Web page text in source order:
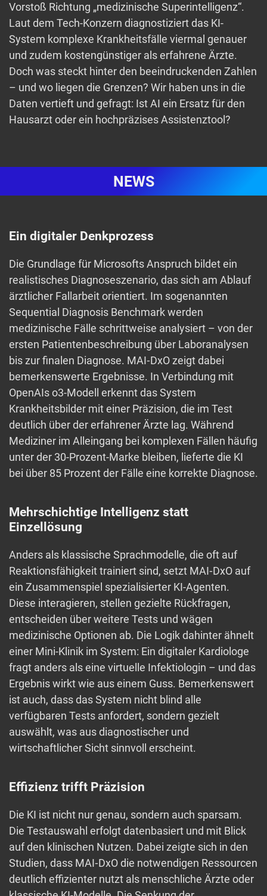
Vorstoß Richtung „medizinische Superintelligenz“.
Laut dem Tech-Konzern diagnostiziert das KI-
System komplexe Krankheitsfälle viermal genauer
und zudem kostengünstiger als erfahrene Ärzte.
Doch was steckt hinter den beeindruckenden Zahlen
– und wo liegen die Grenzen? Wir haben uns in die
Daten vertieft und gefragt: Ist AI ein Ersatz für den
Hausarzt oder ein hochpräzises Assistenztool?
NEWS
Ein digitaler Denkprozess
Die Grundlage für Microsofts Anspruch bildet ein
realistisches Diagnoseszenario, das sich am Ablauf
ärztlicher Fallarbeit orientiert. Im sogenannten
Sequential Diagnosis Benchmark werden
medizinische Fälle schrittweise analysiert – von der
ersten Patientenbeschreibung über Laboranalysen
bis zur finalen Diagnose. MAI‑DxO zeigt dabei
bemerkenswerte Ergebnisse. In Verbindung mit
OpenAIs o3-Modell erkennt das System
Krankheitsbilder mit einer Präzision, die im Test
deutlich über der erfahrener Ärzte lag. Während
Mediziner im Alleingang bei komplexen Fällen häufig
unter der 30-Prozent-Marke bleiben, lieferte die KI
bei über 85 Prozent der Fälle eine korrekte Diagnose.
Mehrschichtige Intelligenz statt
Einzellösung
Anders als klassische Sprachmodelle, die oft auf
Reaktionsfähigkeit trainiert sind, setzt MAI‑DxO auf
ein Zusammenspiel spezialisierter KI-Agenten.
Diese interagieren, stellen gezielte Rückfragen,
entscheiden über weitere Tests und wägen
medizinische Optionen ab. Die Logik dahinter ähnelt
einer Mini-Klinik im System: Ein digitaler Kardiologe
fragt anders als eine virtuelle Infektiologin – und das
Ergebnis wirkt wie aus einem Guss. Bemerkenswert
ist auch, dass das System nicht blind alle
verfügbaren Tests anfordert, sondern gezielt
auswählt, was aus diagnostischer und
wirtschaftlicher Sicht sinnvoll erscheint.
Effizienz trifft Präzision
Die KI ist nicht nur genau, sondern auch sparsam.
Die Testauswahl erfolgt datenbasiert und mit Blick
auf den klinischen Nutzen. Dabei zeigte sich in den
Studien, dass MAI‑DxO die notwendigen Ressourcen
deutlich effizienter nutzt als menschliche Ärzte oder